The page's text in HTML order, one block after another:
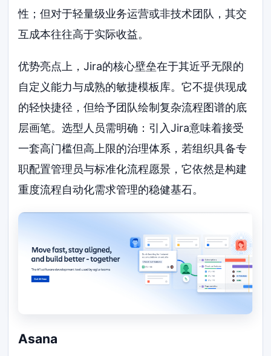
性；但对于轻量级业务运营或非技术团队，其交
互成本往往高于实际收益。
优势亮点上，Jira的核心壁垒在于其近乎无限的
自定义能力与成熟的敏捷模板库。它不提供现成
的轻快捷径，但给予团队绘制复杂流程图谱的底
层画笔。选型人员需明确：引入Jira意味着接受
一套高门槛但高上限的治理体系，若组织具备专
职配置管理员与标准化流程愿景，它依然是构建
重度流程自动化需求管理的稳健基石。
Asana